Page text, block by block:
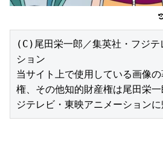
(C)尾田栄一郎／集英社・フジテ
ション
当サイト上で使用している画像
権、その他知的財産権は尾田栄
ジテレビ・東映アニメーションに